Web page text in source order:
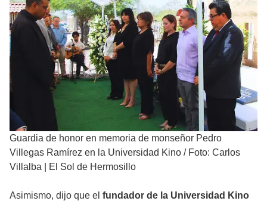
Guardia de honor en memoria de monseñor Pedro
Villegas Ramírez en la Universidad Kino / Foto: Carlos
Villalba | El Sol de Hermosillo
Asimismo, dijo que el fundador de la Universidad Kino